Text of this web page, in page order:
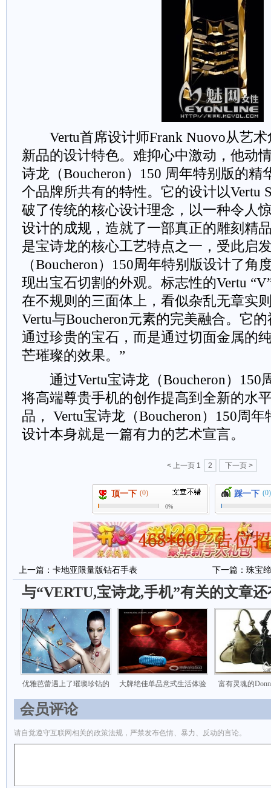
Vertu首席设计师Frank Nuovo从艺术
新品的设计特色。难抑心中激动，他动
诗龙（Boucheron）150 周年特别版的精
个品牌所共有的特性。它的设计以Vertu
破了传统的核心设计理念，以一种令人
设计的成规，造就了一部真正的雕刻精
是宝诗龙的核心工艺特点之一，受此启
（Boucheron）150周年特别版设计了角
现出宝石切割的外观。标志性的Vertu
在不规则的三面体上，看似杂乱无章实
Vertu与Boucheron元素的完美融合。它
通过珍贵的宝石，而是通过切面金属的
芒璀璨的效果。”
通过Vertu宝诗龙（Boucheron）150
将高端尊贵手机的创作提高到全新的水
品， Vertu宝诗龙（Boucheron）150周
设计本身就是一篇有力的艺术宣言。
< 上一页 1 2 下一页 >
顶一下 (0)
0%
踩一下 (0)
上一篇： 卡地亚限量版钻石手表 下一篇： 珠宝
与“VERTU,宝诗龙,手机”有关的文章还
优雅芭蕾遇上了璀璨珍钻的 大牌绝佳单品意式生活体验 富有灵魂的
会员评论
请自觉遵守互联网相关的政策法规，严禁发布色情、暴力、反动的言论。